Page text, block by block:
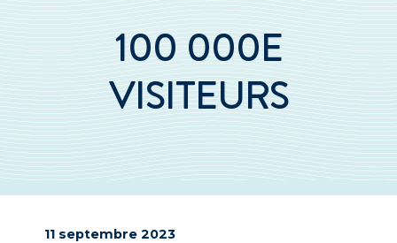
100 000E
VISITEURS
11 septembre 2023